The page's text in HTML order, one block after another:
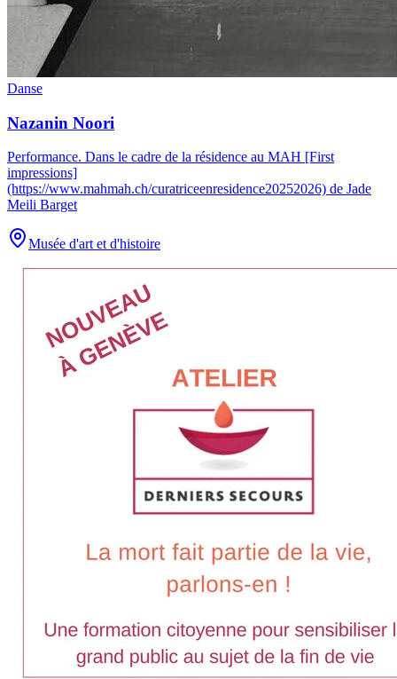
Danse
Nazanin Noori
Performance. Dans le cadre de la résidence au MAH [First
impressions]
(https://www.mahmah.ch/curatriceenresidence20252026) de Jade
Meili Barget
Musée d'art et d'histoire